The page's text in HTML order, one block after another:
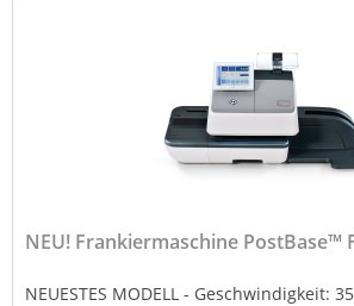
NEU! Frankiermaschine PostBase™
NEUESTES MODELL - Geschwindigkeit: